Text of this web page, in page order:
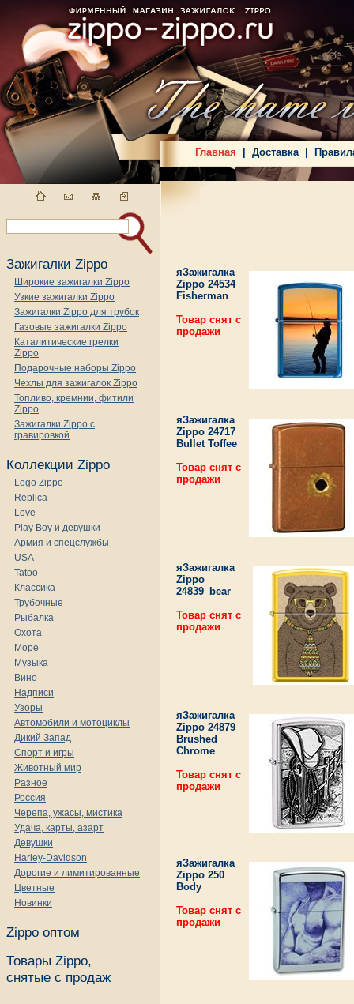
Главная Доставка
Зажигалки Zippo
Широкие зажигалки Zippo
Узкие зажигалки Zippo
Зажигалки Zippo для трубок
Газовые зажигалки Zippo
Каталитические грелки
Zippo
Подарочные наборы Zippo
Чехлы для зажигалок Zippo
Топливо, кремнии, фитили
Zippo
Зажигалки Zippo с
гравировкой
Коллекции Zippo
Logo Zippo
Replica
Love
Play Boy и девушки
Армия и спецслужбы
USA
Tatoo
Классика
Трубочные
Рыбалка
Охота
Море
Музыка
Вино
Надписи
Узоры
Автомобили и мотоциклы
Дикий Запад
Спорт и игры
Животный мир
Разное
Россия
Черепа, ужасы, мистика
Удача, карты, азарт
Девушки
Harley-Davidson
Дорогие и лимитированные
Цветные
Новинки
Zippo оптом
Товары Zippo,
снятые с продаж
яЗажигалка
Zippo 24534
Fisherman
Товар снят с
продажи
яЗажигалка
Zippo 24717
Bullet Toffee
Товар снят с
продажи
яЗажигалка
Zippo
24839_bear
Товар снят с
продажи
яЗажигалка
Zippo 24879
Brushed
Chrome
Товар снят с
продажи
яЗажигалка
Zippo 250
Body
Товар снят с
продажи